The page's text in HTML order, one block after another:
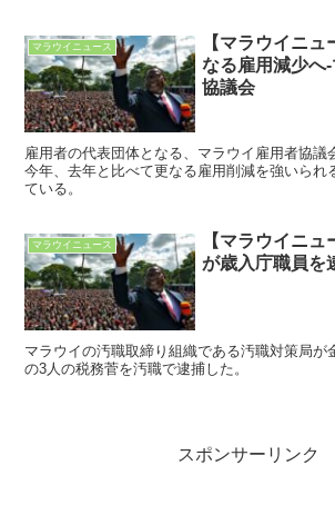
マラウイニュース
【マラウイニ
なる雇用減少へ
協議会
雇用者の代表団体となる、マラウイ雇用者協議
今年、去年と比べて更なる雇用削減を強いられ
ている。
マラウイニュース
【マラウイニ
が歳入庁職員を
マラウイの汚職取締り組織である汚職対策局が
の3人の税務菅を汚職で逮捕した。
スポンサーリンク